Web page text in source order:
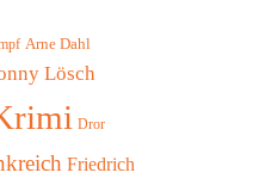
Arne Dahl
Lösch
Dror
Friedrich